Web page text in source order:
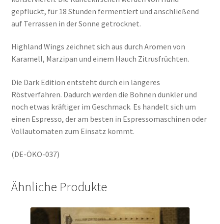
gepflückt, für 18 Stunden fermentiert und anschließend
auf Terrassen in der Sonne getrocknet.
Highland Wings zeichnet sich aus durch Aromen von
Karamell, Marzipan und einem Hauch Zitrusfrüchten.
Die Dark Edition entsteht durch ein längeres
Röstverfahren. Dadurch werden die Bohnen dunkler und
noch etwas kräftiger im Geschmack. Es handelt sich um
einen Espresso, der am besten in Espressomaschinen oder
Vollautomaten zum Einsatz kommt.
(DE-ÖKO-037)
Ähnliche Produkte